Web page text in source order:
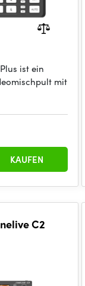
ist ein
mit
KAUFEN
C2